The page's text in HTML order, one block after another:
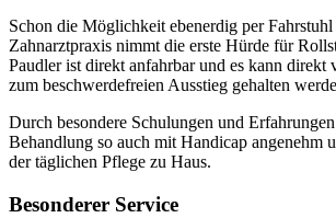
Schon die Möglichkeit ebenerdig per
Zahnarztpraxis nimmt die erste Hürde für
Paudler ist direkt anfahrbar und es kann direkt
zum beschwerdefreien Ausstieg gehalten
Durch besondere Schulungen und
Behandlung so auch mit Handicap angenehm
der täglichen Pflege zu Haus.
Besonderer Service